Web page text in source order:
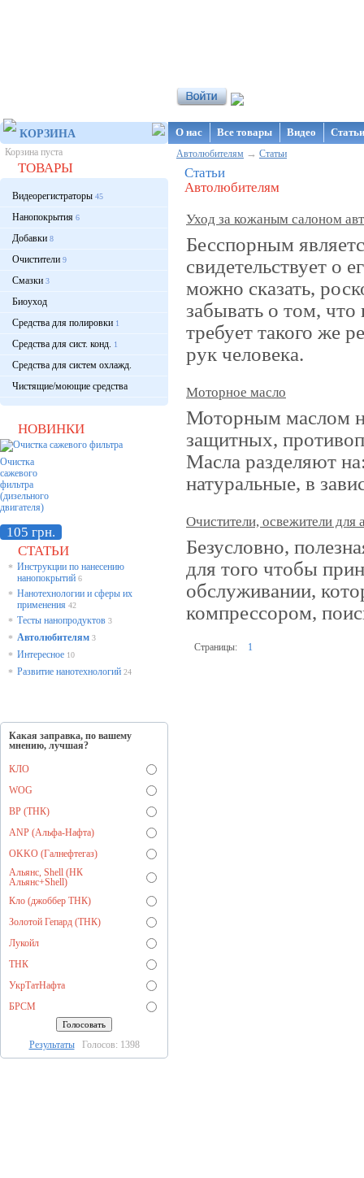
КОРЗИНА
Корзина пуста
ТОВАРЫ
Видеорегистраторы 45
Нанопокрытия 6
Добавки 8
Очистители 9
Смазки 3
Биоуход
Средства для полировки 1
Средства для сист. конд. 1
Средства для систем охлажд.
Чистящие/моющие средства
НОВИНКИ
Очистка
сажевого
фильтра
(дизельного
двигателя)
105 грн.
СТАТЬИ
* Инструкции по нанесению
нанопокрытий 6
* Нанотехнологии и сферы их
применения 42
* Тесты нанопродуктов 3
* Автолюбителям 3
* Интересное 10
* Развитие нанотехнологий 24
Какая заправка, по вашему
мнению, лучшая?
КЛО
WOG
BP (ТНК)
ANP (Альфа-Нафта)
OKKO (Галнефтегаз)
Альянс, Shell (НК
Альянс+Shell)
Кло (джоббер ТНК)
Золотой Гепард (ТНК)
Лукойл
ТНК
УкрТатНафта
БРСМ
РезультатыГолосов: 1398
О нас Все товары Видео
Автолюбителям → Статьи
Статьи
Автолюбителям
Уход за кожаным салоном
Бесспорным
свидетельствует о
можно сказать,
забывать о том,
требует такого же
рук человека.
Моторное масло
Моторным маслом
защитных,
Масла разделяют
натуральные, в
Очистители, освежители для
Безусловно,
для того чтобы
обслуживании,
компрессором,
Страницы: 1